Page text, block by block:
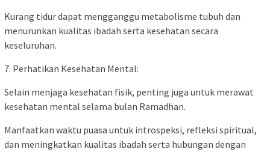
Kurang tidur dapat mengganggu metabolisme tubuh dan
menurunkan kualitas ibadah serta kesehatan secara
keseluruhan.
7. Perhatikan Kesehatan Mental:
Selain menjaga kesehatan fisik, penting juga untuk merawat
kesehatan mental selama bulan Ramadhan.
Manfaatkan waktu puasa untuk introspeksi, refleksi spiritual,
dan meningkatkan kualitas ibadah serta hubungan dengan